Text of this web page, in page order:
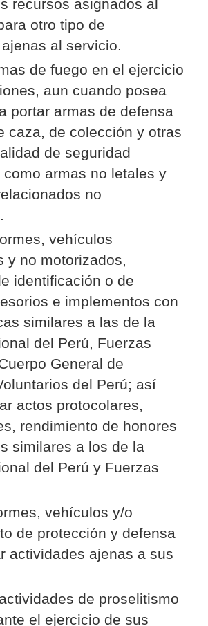
recursos asignados al
otro tipo de
al servicio.
de fuego en el ejercicio
aun cuando posea
portar armas de defensa
caza, de colección y otras
de seguridad
armas no letales y
no
vehículos
y no motorizados,
identificación o de
e implementos con
similares a las de la
del Perú, Fuerzas
General de
del Perú; así
actos protocolares,
rendimiento de honores
similares a los de la
del Perú y Fuerzas
vehículos y/o
de protección y defensa
actividades ajenas a sus
de proselitismo
el ejercicio de sus